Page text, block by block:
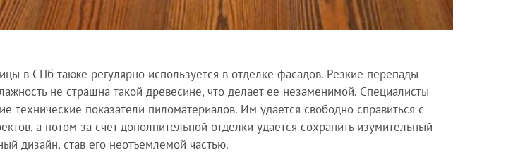
в СПб также регулярно используется в отделке фасадов. Резкие перепады
не страшна такой древесине, что делает ее незаменимой. Специалисты
технические показатели пиломатериалов. Им удается свободно справиться с
а потом за счет дополнительной отделки удается сохранить изумительный
дизайн, став его неотъемлемой частью.